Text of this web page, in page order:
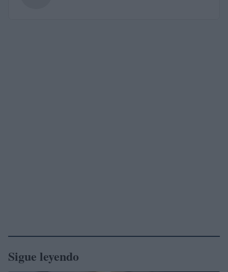
Sigue leyendo